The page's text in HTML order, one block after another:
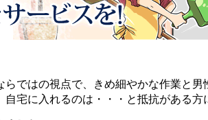
らではの視点で、きめ細やかな作業と
宅に入れるのは・・・と抵抗がある方